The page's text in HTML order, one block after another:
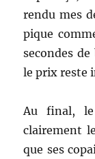
rendu mes
pique
secondes
le prix reste
Au final,
clairement
que ses